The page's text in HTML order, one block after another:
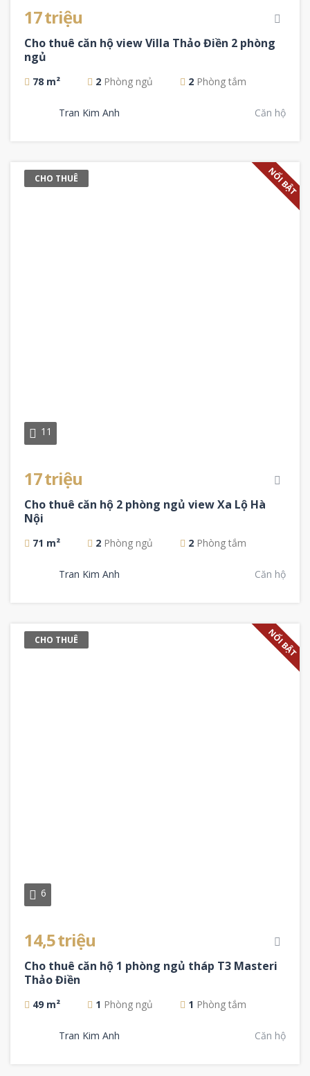
17 triệu
Cho thuê căn hộ view Villa Thảo Điền 2 phòng
ngủ
78 m² 2 Phòng ngủ 2 Phòng tắm
Tran Kim Anh Căn hộ
CHO THUÊ NỔI BẬT
11
17 triệu
Cho thuê căn hộ 2 phòng ngủ view Xa Lộ Hà
Nội
71 m² 2 Phòng ngủ 2 Phòng tắm
Tran Kim Anh Căn hộ
CHO THUÊ NỔI BẬT
6
14,5 triệu
Cho thuê căn hộ 1 phòng ngủ tháp T3 Masteri
Thảo Điền
49 m² 1 Phòng ngủ 1 Phòng tắm
Tran Kim Anh Căn hộ